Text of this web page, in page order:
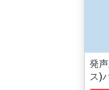
発
ス)